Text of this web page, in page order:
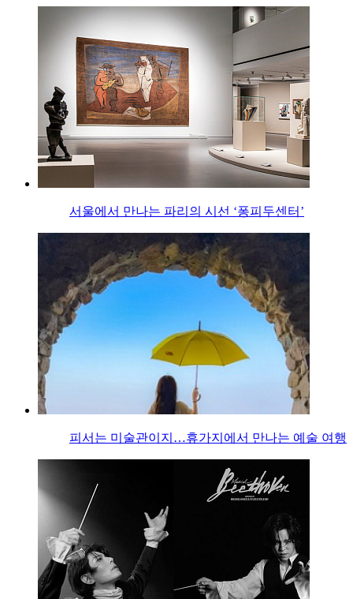
서울에서 만나는 파리의 시선 ‘퐁피두센터’
피서는 미술관이지…휴가지에서 만나는 예술 여행